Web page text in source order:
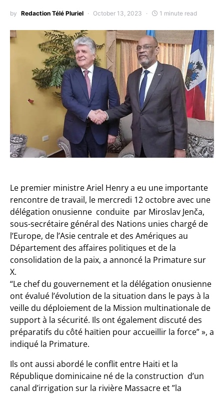
by Redaction Télé Pluriel October 13, 2023 1 minute read
Le premier ministre Ariel Henry a eu une importante
rencontre de travail, le mercredi 12 octobre avec une
délégation onusienne conduite par Miroslav Jenča,
sous-secrétaire général des Nations unies chargé de
l’Europe, de l’Asie centrale et des Amériques au
Département des affaires politiques et de la
consolidation de la paix, a annoncé la Primature sur
X.
“Le chef du gouvernement et la délégation onusienne
ont évalué l’évolution de la situation dans le pays à la
veille du déploiement de la Mission multinationale de
support à la sécurité. Ils ont également discuté des
préparatifs du côté haïtien pour accueillir la force” », a
indiqué la Primature.
Ils ont aussi abordé le conflit entre Haiti et la
République dominicaine né de la construction d’un
canal d’irrigation sur la rivière Massacre et ”la